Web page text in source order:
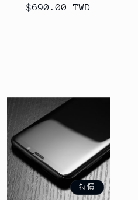
售
$690.00 TWD
特價